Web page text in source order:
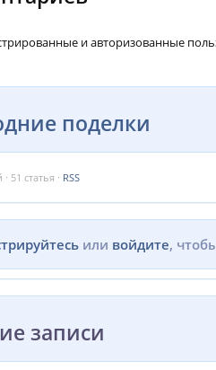
и авторизованные
поделки
51 статья · RSS
или войдите,
записи